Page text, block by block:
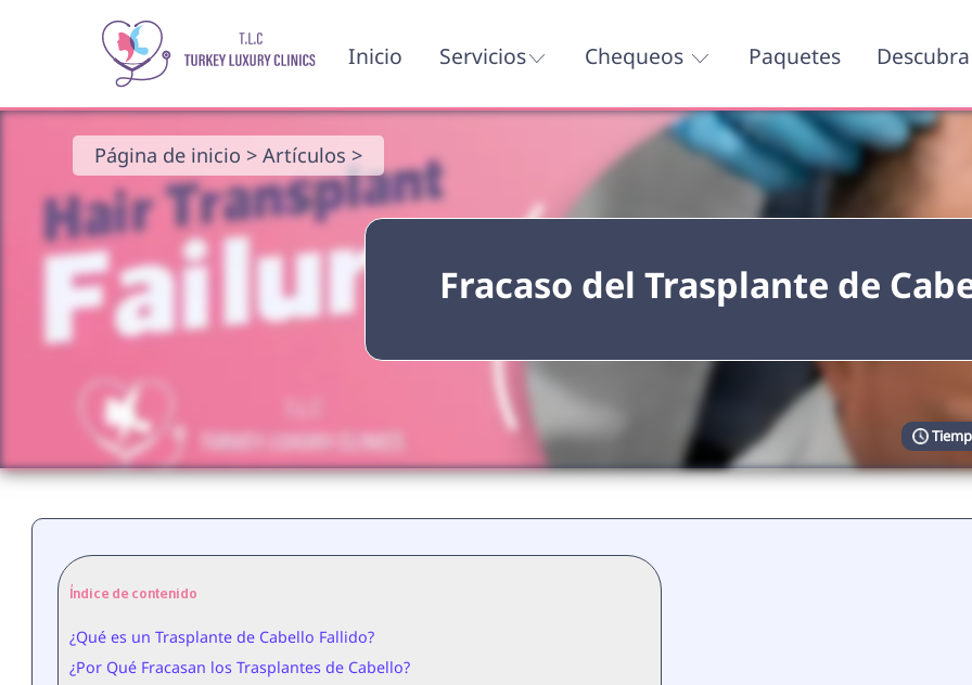
Inicio Servicios Chequeos Paquetes
Fracaso del Trasplante de
Página de inicio >Artículos >
Índice de contenido
¿Qué es un Trasplante de Cabello Fallido?
¿Por Qué Fracasan los Trasplantes de Cabello?